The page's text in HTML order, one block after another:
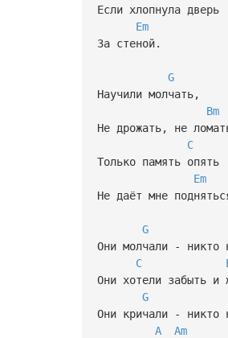
Если хлопнула дверь
Em
За стеной.
G
Научили молчать,
Bm
Не дрожать, не
C
Только память опять
Em
Не даёт мне
G
Они молчали - никто
C
Они хотели забыть и
G
Они кричали - никто
A
Am